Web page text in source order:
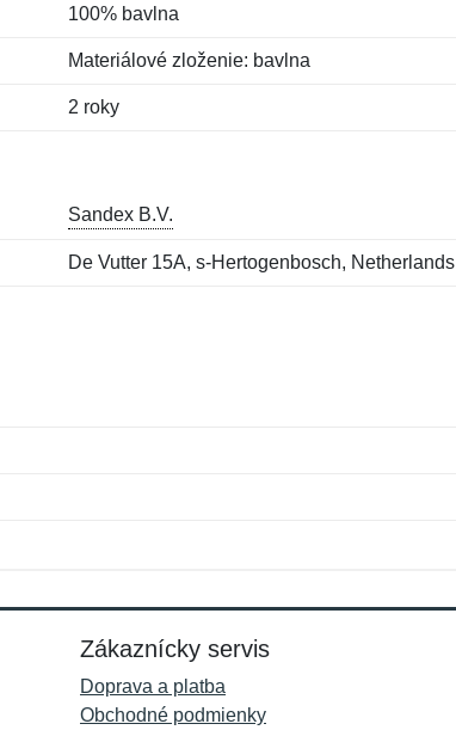
100% bavlna
Materiálové zloženie: bavlna
2 roky
Sandex B.V.
De Vutter 15A, s-Hertogenbosch, Netherlands
Zákaznícky servis
Doprava a platba
Obchodné podmienky